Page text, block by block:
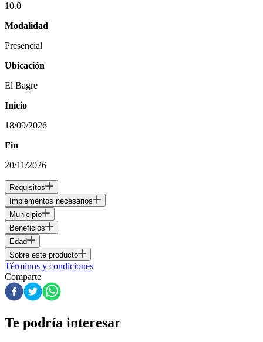
10.0
Modalidad
Presencial
Ubicación
El Bagre
Inicio
18/09/2026
Fin
20/11/2026
Requisitos
Implementos necesarios
Municipio
Beneficios
Edad
Sobre este producto
Términos y condiciones
Comparte
Te podría interesar